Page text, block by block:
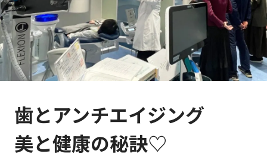
歯とアンチエイジング
美と健康の秘訣♡